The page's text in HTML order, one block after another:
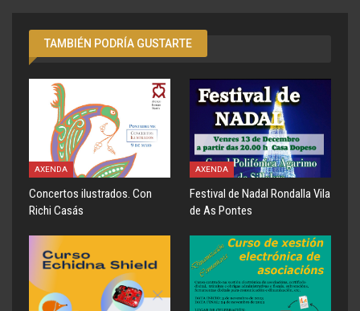
TAMBIÉN PODRÍA GUSTARTE
AXENDA
Concertos ilustrados. Con
Richi Casás
AXENDA
Festival de Nadal Rondalla Vila
de As Pontes